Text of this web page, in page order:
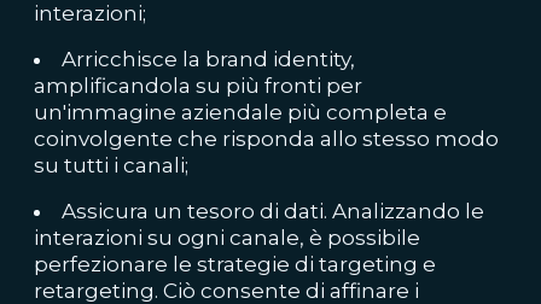
interazioni;
Arricchisce la brand identity,
amplificandola su più fronti per
un'immagine aziendale più completa e
coinvolgente che risponda allo stesso modo
su tutti i canali;
Assicura un tesoro di dati. Analizzando le
interazioni su ogni canale, è possibile
perfezionare le strategie di targeting e
retargeting. Ciò consente di affinare i